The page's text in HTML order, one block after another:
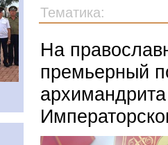
Тематика:
На
премьерный